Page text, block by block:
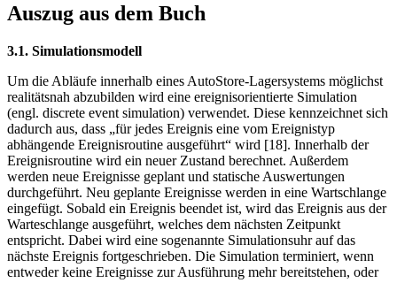
Auszug aus dem Buch
3.1. Simulationsmodell
Um die Abläufe innerhalb eines AutoStore-Lagersystems möglichst
realitätsnah abzubilden wird eine ereignisorientierte Simulation
(engl. discrete event simulation) verwendet. Diese kennzeichnet sich
dadurch aus, dass „für jedes Ereignis eine vom Ereignistyp
abhängende Ereignisroutine ausgeführt“ wird [18]. Innerhalb der
Ereignisroutine wird ein neuer Zustand berechnet. Außerdem
werden neue Ereignisse geplant und statische Auswertungen
durchgeführt. Neu geplante Ereignisse werden in eine Wartschlange
eingefügt. Sobald ein Ereignis beendet ist, wird das Ereignis aus der
Warteschlange ausgeführt, welches dem nächsten Zeitpunkt
entspricht. Dabei wird eine sogenannte Simulationsuhr auf das
nächste Ereignis fortgeschrieben. Die Simulation terminiert, wenn
entweder keine Ereignisse zur Ausführung mehr bereitstehen, oder